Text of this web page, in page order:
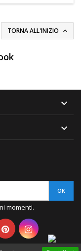
TORNA ALL'INIZIO 


momenti.